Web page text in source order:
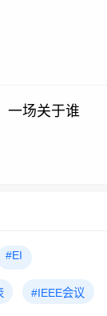
一场关于谁
#EI
#IEEE会议